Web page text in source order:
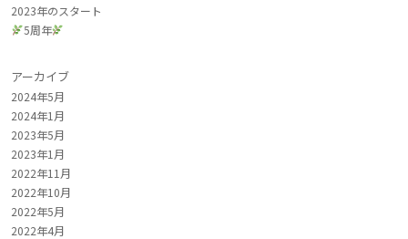
2023年のスタート
5周年
アーカイブ
2024年5月
2024年1月
2023年5月
2023年1月
2022年11月
2022年10月
2022年5月
2022年4月